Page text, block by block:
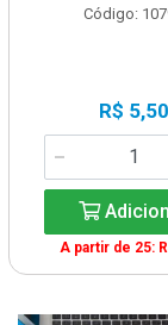
Código:
R$ 5,50
A partir de 25: